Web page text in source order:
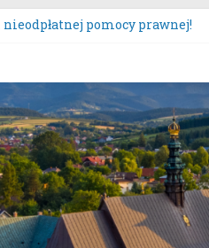
pomocy prawnej!
„Moc Bukietów Matki Boskiej
konsultacji społecznych
– Plan Nr 1A”.